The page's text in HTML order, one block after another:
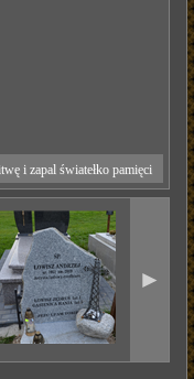
i zapal światełko pamięci
►